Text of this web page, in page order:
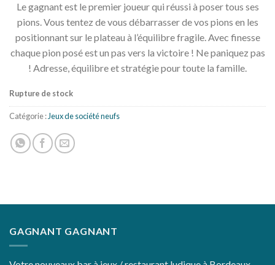
Le gagnant est le premier joueur qui réussi à poser tous ses
pions. Vous tentez de vous débarrasser de vos pions en les
positionnant sur le plateau à l’équilibre fragile. Avec finesse
chaque pion posé est un pas vers la victoire ! Ne paniquez pas
! Adresse, équilibre et stratégie pour toute la famille.
Rupture de stock
Catégorie : Jeux de société neufs
GAGNANT GAGNANT